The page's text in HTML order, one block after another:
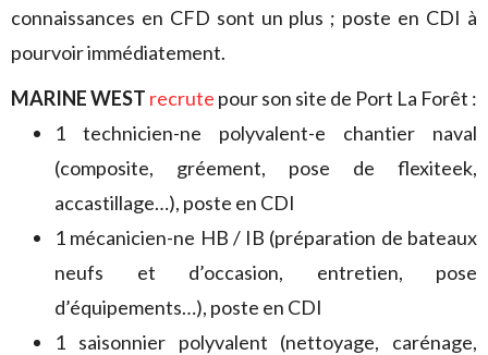
connaissances en CFD sont un plus ; poste en CDI à
pourvoir immédiatement.
MARINE WEST recrute pour son site de Port La Forêt :
1 technicien-ne polyvalent-e chantier naval
(composite, gréement, pose de flexiteek,
accastillage…), poste en CDI
1 mécanicien-ne HB / IB (préparation de bateaux
neufs et d’occasion, entretien, pose
d’équipements…), poste en CDI
1 saisonnier polyvalent (nettoyage, carénage,